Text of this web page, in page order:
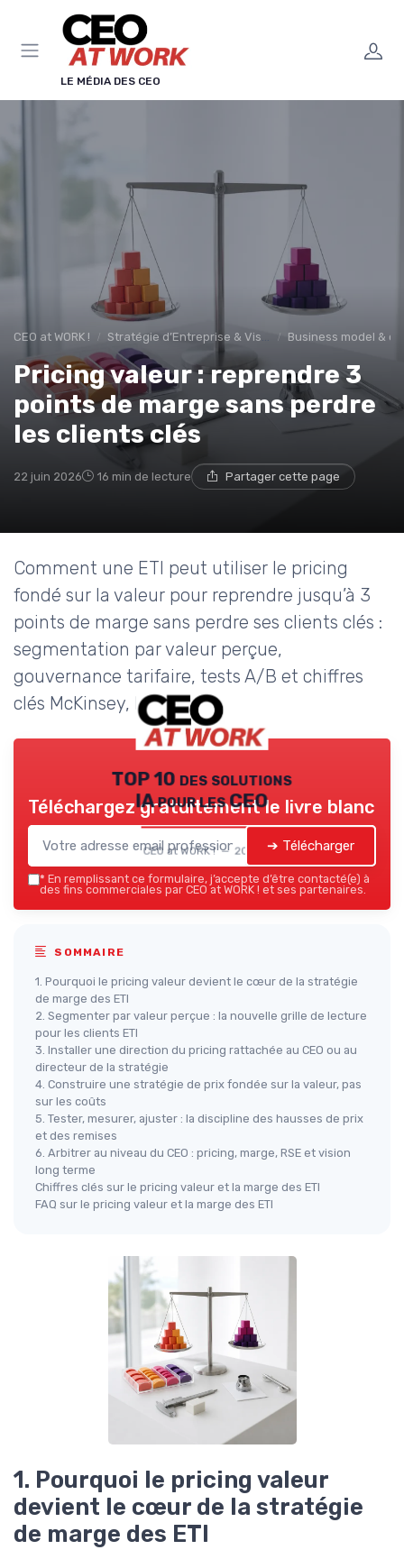
LE MÉDIA DES CEO
CEO at WORK ! Stratégie d’Entreprise & Vision Business model &
Pricing valeur : reprendre 3
points de marge sans perdre
les clients clés
22 juin 2026 16 min de lecture Partager cette page
Comment une ETI peut utiliser le pricing
fondé sur la valeur pour reprendre jusqu’à 3
points de marge sans perdre ses clients clés :
segmentation par valeur perçue,
gouvernance tarifaire, tests A/B et chiffres
clés McKinsey, BCG et BCE.
TOP 10 des solutions
IA pour les CEO
CEO at WORK ! — 2026
Téléchargez gratuitement le livre blanc
➔ Télécharger
* En remplissant ce formulaire, j’accepte d’être contacté(e) à
des fins commerciales par CEO at WORK ! et ses partenaires.
SOMMAIRE
1. Pourquoi le pricing valeur devient le cœur de la stratégie
de marge des ETI
2. Segmenter par valeur perçue : la nouvelle grille de lecture
pour les clients ETI
3. Installer une direction du pricing rattachée au CEO ou au
directeur de la stratégie
4. Construire une stratégie de prix fondée sur la valeur, pas
sur les coûts
5. Tester, mesurer, ajuster : la discipline des hausses de prix
et des remises
6. Arbitrer au niveau du CEO : pricing, marge, RSE et vision
long terme
Chiffres clés sur le pricing valeur et la marge des ETI
FAQ sur le pricing valeur et la marge des ETI
1. Pourquoi le pricing valeur
devient le cœur de la stratégie
de marge des ETI
Panneau de gestion des cookies